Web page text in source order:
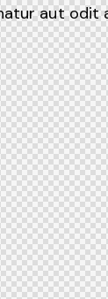
aut odit